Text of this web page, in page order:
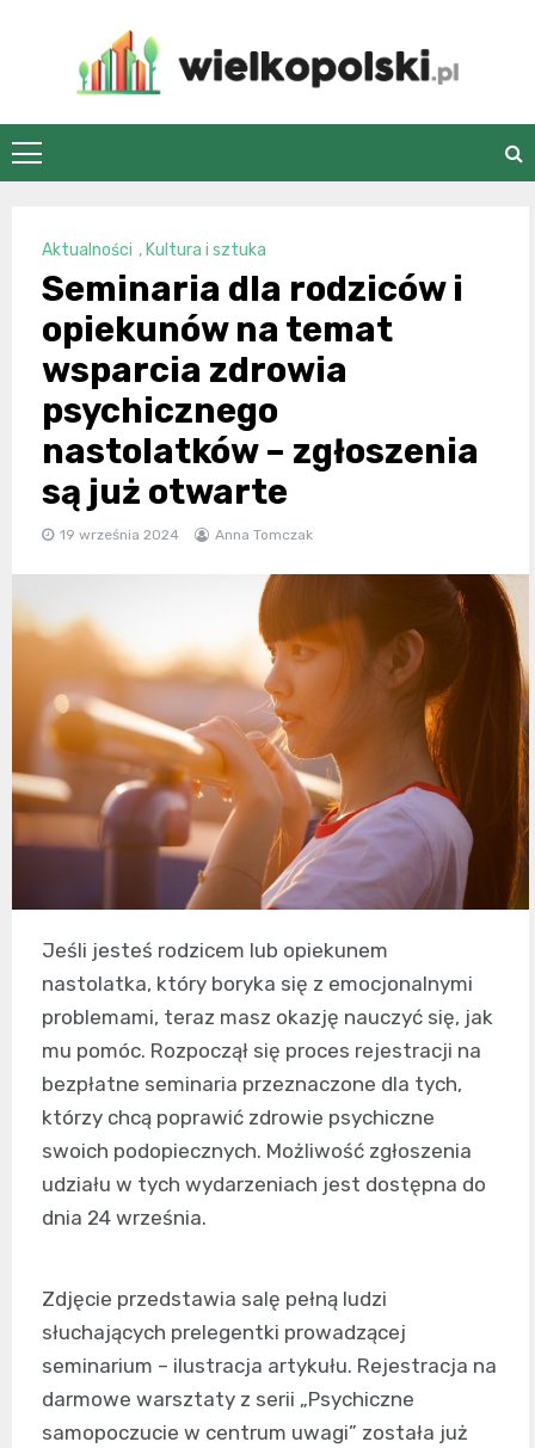
wielkopolski.pl
Aktualności , Kultura i sztuka
Seminaria dla rodziców i
opiekunów na temat
wsparcia zdrowia
psychicznego
nastolatków – zgłoszenia
są już otwarte
19 września 2024 Anna Tomczak
Jeśli jesteś rodzicem lub opiekunem
nastolatka, który boryka się z emocjonalnymi
problemami, teraz masz okazję nauczyć się, jak
mu pomóc. Rozpoczął się proces rejestracji na
bezpłatne seminaria przeznaczone dla tych,
którzy chcą poprawić zdrowie psychiczne
swoich podopiecznych. Możliwość zgłoszenia
udziału w tych wydarzeniach jest dostępna do
dnia 24 września.
Zdjęcie przedstawia salę pełną ludzi
słuchających prelegentki prowadzącej
seminarium – ilustracja artykułu. Rejestracja na
darmowe warsztaty z serii „Psychiczne
samopoczucie w centrum uwagi” została już